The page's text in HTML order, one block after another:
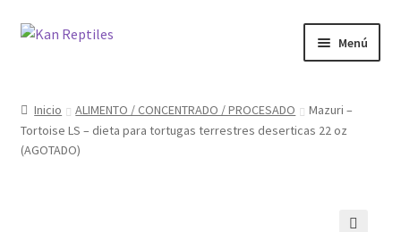
Ir
Ir
Menú
Tienda
Inicio ALIMENTO / CONCENTRADO / PROCESADO
Mazuri –
Tortoise LS – dieta para tortugas terrestres deserticas 22 oz
(AGOTADO)